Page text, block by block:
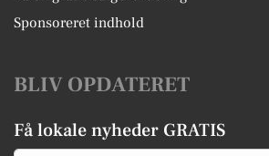
Sponsoreret indhold
BLIV OPDATERET
Få lokale nyheder GRATIS